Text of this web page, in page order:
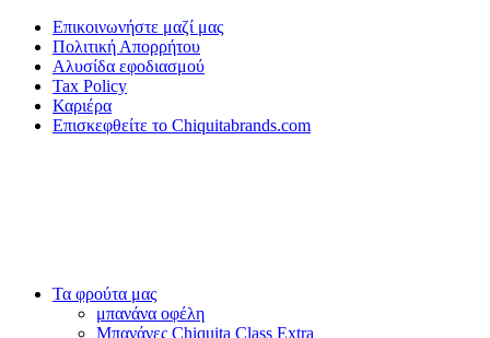
Επικοινωνήστε μαζί μας
Πολιτική Απορρήτου
Αλυσίδα εφοδιασμού
Tax Policy
Καριέρα
Επισκεφθείτε το Chiquitabrands.com
Τα φρούτα μας
μπανάνα οφέλη
Μπανάνες Chiquita Class Extra